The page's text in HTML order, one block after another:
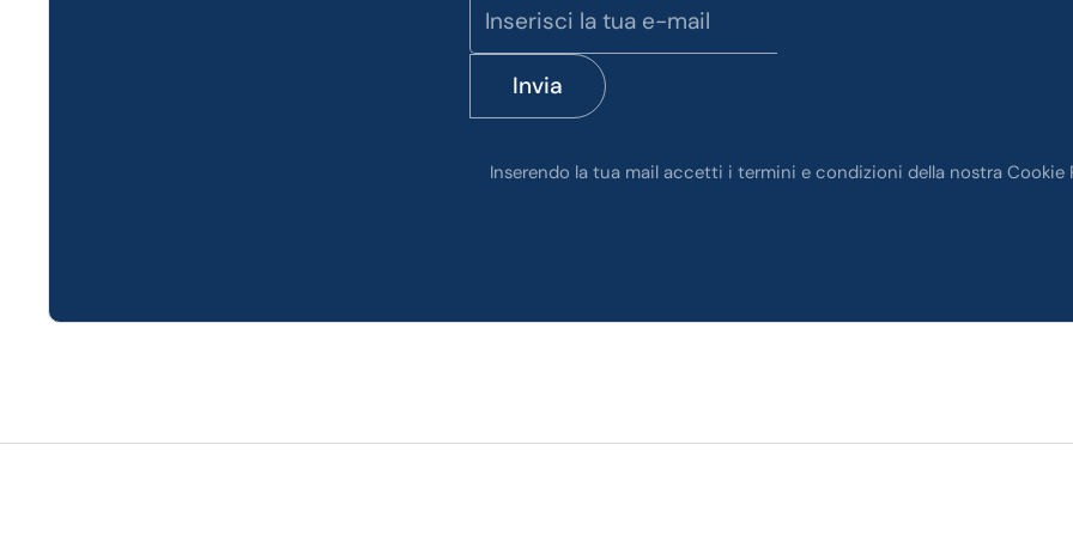
Invia
Inserendo la tua mail accetti i termini e condizioni della nostra Cookie